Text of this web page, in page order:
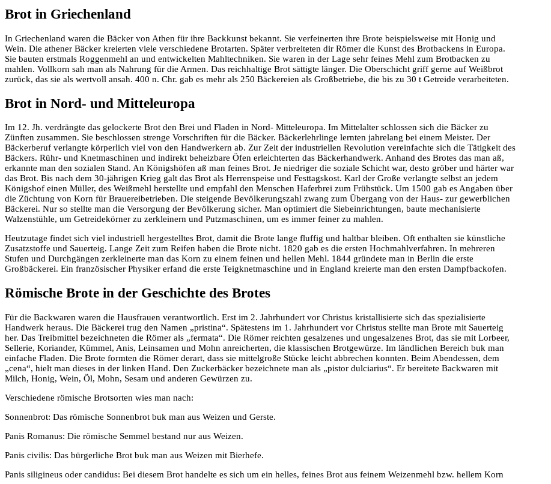
Brot in Griechenland
In Griechenland waren die Bäcker von Athen für ihre Backkunst bekannt. Sie verfeinerten ihre Brote beispielsweise mit Honig und
Wein. Die athener Bäcker kreierten viele verschiedene Brotarten. Später verbreiteten dir Römer die Kunst des Brotbackens in Europa.
Sie bauten erstmals Roggenmehl an und entwickelten Mahltechniken. Sie waren in der Lage sehr feines Mehl zum Brotbacken zu
mahlen. Vollkorn sah man als Nahrung für die Armen. Das reichhaltige Brot sättigte länger. Die Oberschicht griff gerne auf Weißbrot
zurück, das sie als wertvoll ansah. 400 n. Chr. gab es mehr als 250 Bäckereien als Großbetriebe, die bis zu 30 t Getreide verarbeiteten.
Brot in Nord- und Mitteleuropa
Im 12. Jh. verdrängte das gelockerte Brot den Brei und Fladen in Nord- Mitteleuropa. Im Mittelalter schlossen sich die Bäcker zu
Zünften zusammen. Sie beschlossen strenge Vorschriften für die Bäcker. Bäckerlehrlinge lernten jahrelang bei einem Meister. Der
Bäckerberuf verlangte körperlich viel von den Handwerkern ab. Zur Zeit der industriellen Revolution vereinfachte sich die Tätigkeit des
Bäckers. Rühr- und Knetmaschinen und indirekt beheizbare Öfen erleichterten das Bäckerhandwerk. Anhand des Brotes das man aß,
erkannte man den sozialen Stand. An Königshöfen aß man feines Brot. Je niedriger die soziale Schicht war, desto gröber und härter war
das Brot. Bis nach dem 30-jährigen Krieg galt das Brot als Herrenspeise und Festtagskost. Karl der Große verlangte selbst an jedem
Königshof einen Müller, des Weißmehl herstellte und empfahl den Menschen Haferbrei zum Frühstück. Um 1500 gab es Angaben über
die Züchtung von Korn für Brauereibetrieben. Die steigende Bevölkerungszahl zwang zum Übergang von der Haus- zur gewerblichen
Bäckerei. Nur so stellte man die Versorgung der Bevölkerung sicher. Man optimiert die Siebeinrichtungen, baute mechanisierte
Walzenstühle, um Getreidekörner zu zerkleinern und Putzmaschinen, um es immer feiner zu mahlen.
Heutzutage findet sich viel industriell hergestelltes Brot, damit die Brote lange fluffig und haltbar bleiben. Oft enthalten sie künstliche
Zusatzstoffe und Sauerteig. Lange Zeit zum Reifen haben die Brote nicht. 1820 gab es die ersten Hochmahlverfahren. In mehreren
Stufen und Durchgängen zerkleinerte man das Korn zu einem feinen und hellen Mehl. 1844 gründete man in Berlin die erste
Großbäckerei. Ein französischer Physiker erfand die erste Teigknetmaschine und in England kreierte man den ersten Dampfbackofen.
Römische Brote in der Geschichte des Brotes
Für die Backwaren waren die Hausfrauen verantwortlich. Erst im 2. Jahrhundert vor Christus kristallisierte sich das spezialisierte
Handwerk heraus. Die Bäckerei trug den Namen „pristina“. Spätestens im 1. Jahrhundert vor Christus stellte man Brote mit Sauerteig
her. Das Treibmittel bezeichneten die Römer als „fermata“. Die Römer reichten gesalzenes und ungesalzenes Brot, das sie mit Lorbeer,
Sellerie, Koriander, Kümmel, Anis, Leinsamen und Mohn anreicherten, die klassischen Brotgewürze. Im ländlichen Bereich buk man
einfache Fladen. Die Brote formten die Römer derart, dass sie mittelgroße Stücke leicht abbrechen konnten. Beim Abendessen, dem
„cena“, hielt man dieses in der linken Hand. Den Zuckerbäcker bezeichnete man als „pistor dulciarius“. Er bereitete Backwaren mit
Milch, Honig, Wein, Öl, Mohn, Sesam und anderen Gewürzen zu.
Verschiedene römische Brotsorten wies man nach:
Sonnenbrot: Das römische Sonnenbrot buk man aus Weizen und Gerste.
Panis Romanus: Die römische Semmel bestand nur aus Weizen.
Panis civilis: Das bürgerliche Brot buk man aus Weizen mit Bierhefe.
Panis siligineus oder candidus: Bei diesem Brot handelte es sich um ein helles, feines Brot aus feinem Weizenmehl bzw. hellem Korn